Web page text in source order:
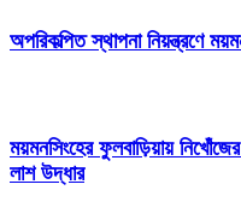
অপরিকল্পিত স্থাপনা নিয়ন্ত্রণে
ময়মনসিংহের ফুলবাড়িয়ায়
লাশ উদ্ধার